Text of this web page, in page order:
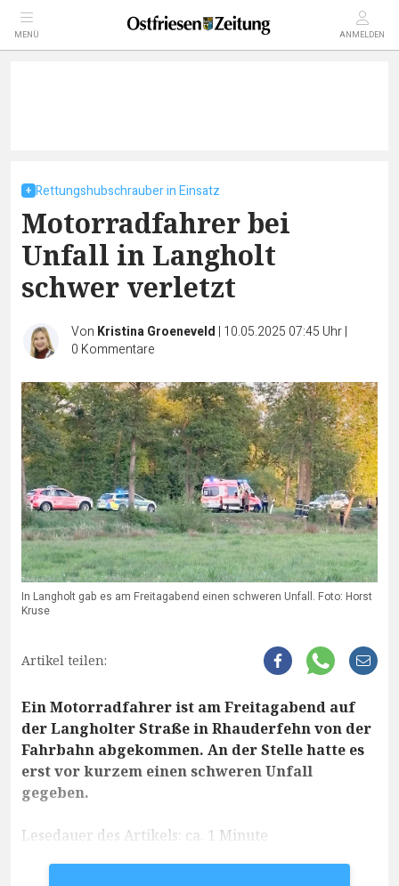
MENÜ ANMELDEN
Rettungshubschrauber in Einsatz
Motorradfahrer bei
Unfall in Langholt
schwer verletzt
Von Kristina Groeneveld | 10.05.2025 07:45 Uhr|
0 Kommentare
In Langholt gab es am Freitagabend einen schweren Unfall. Foto: Horst
Kruse
Artikel teilen:
Ein Motorradfahrer ist am Freitagabend auf
der Langholter Straße in Rhauderfehn von der
Fahrbahn abgekommen. An der Stelle hatte es
erst vor kurzem einen schweren Unfall
gegeben.
Lesedauer des Artikels: ca. 1 Minute